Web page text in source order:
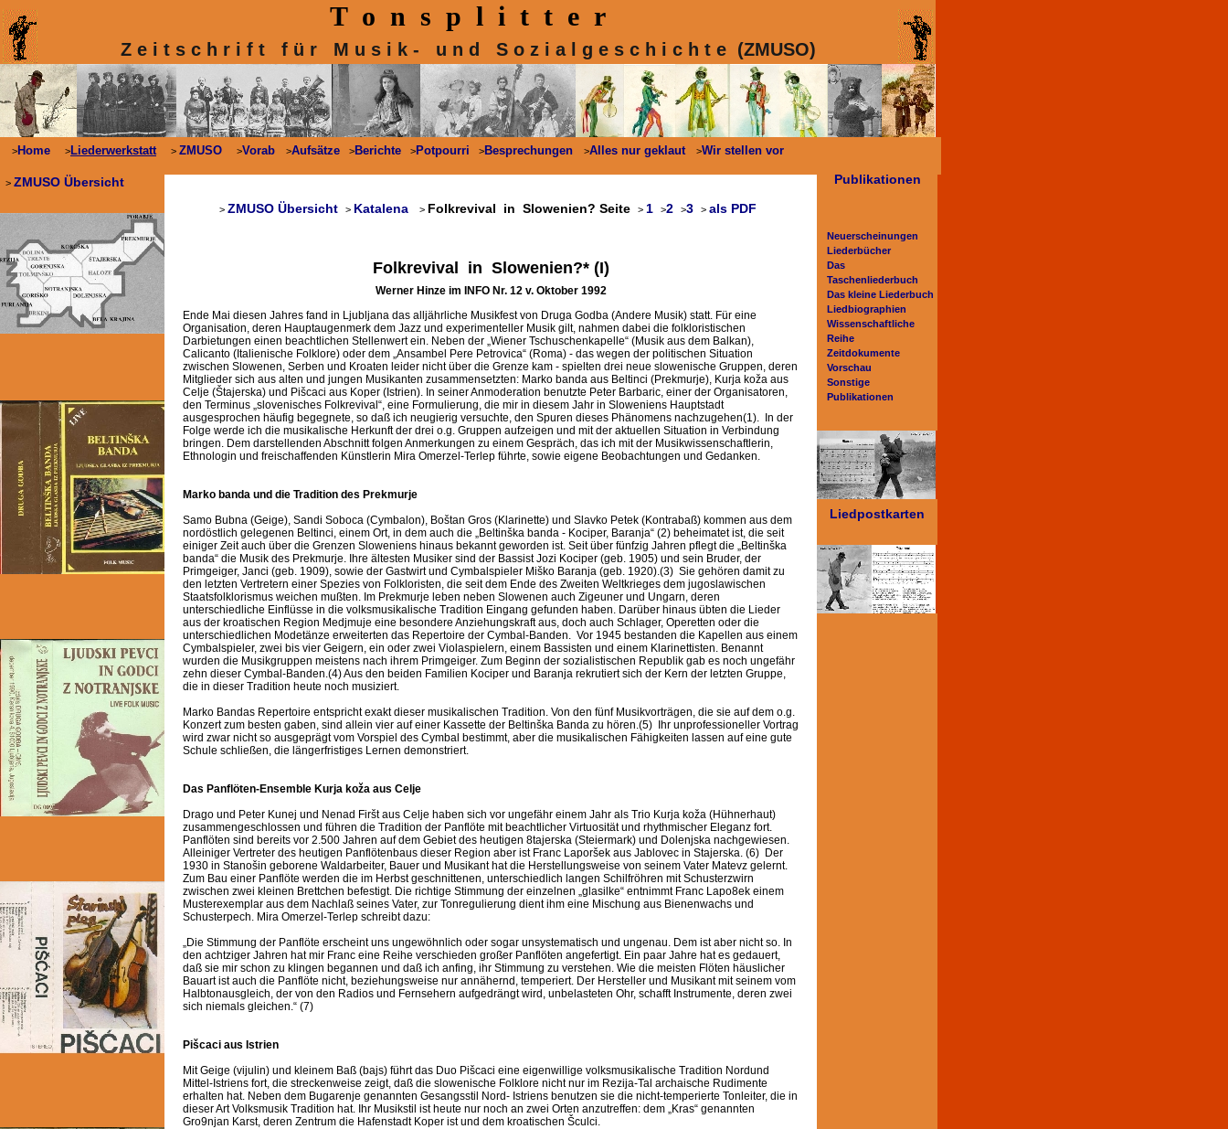
T o n s p l i t t e r
Z e i t s c h r i f t f ü r M u s i k - u n d S o z i a l g e s c h i c h t e (ZMUSO)
> ZMUSO Übersicht
> ZMUSO Übersicht > Katalena > Folkrevival in Slowenien? Seite > 1 >2 >3 > als PDF
Folkrevival in Slowenien?* (I)
Werner Hinze im INFO Nr. 12 v. Oktober 1992
Ende Mai diesen Jahres fand in Ljubljana das alljährliche Musikfest von Druga Godba (Andere Musik) statt. Für eine
Organisation, deren Hauptaugenmerk dem Jazz und experimenteller Musik gilt, nahmen dabei die folkloristischen
Darbietungen einen beachtlichen Stellenwert ein. Neben der „Wiener Tschuschenkapelle“ (Musik aus dem Balkan),
Calicanto (Italienische Folklore) oder dem „Ansambel Pere Petrovica“ (Roma) - das wegen der politischen Situation
zwischen Slowenen, Serben und Kroaten leider nicht über die Grenze kam - spielten drei neue slowenische Gruppen, deren
Mitglieder sich aus alten und jungen Musikanten zusammensetzten: Marko banda aus Beltinci (Prekmurje), Kurja koža aus
Celje (Štajerska) und Pišcaci aus Koper (Istrien). In seiner Anmoderation benutzte Peter Barbaric, einer der Organisatoren,
den Terminus „slovenisches Folkrevival“, eine Formulierung, die mir in diesem Jahr in Sloweniens Hauptstadt
ausgesprochen häufig begegnete, so daß ich neugierig versuchte, den Spuren dieses Phänomens nachzugehen(1). In der
Folge werde ich die musikalische Herkunft der drei o.g. Gruppen aufzeigen und mit der aktuellen Situation in Verbindung
bringen. Dem darstellenden Abschnitt folgen Anmerkungen zu einem Gespräch, das ich mit der Musikwissenschaftlerin,
Ethnologin und freischaffenden Künstlerin Mira Omerzel-Terlep führte, sowie eigene Beobachtungen und Gedanken.
Marko banda und die Tradition des Prekmurje
Samo Bubna (Geige), Sandi Soboca (Cymbalon), Boštan Gros (Klarinette) und Slavko Petek (Kontrabaß) kommen aus dem
nordöstlich gelegenen Beltinci, einem Ort, in dem auch die „Beltinška banda - Kociper, Baranja“ (2) beheimatet ist, die seit
einiger Zeit auch über die Grenzen Sloweniens hinaus bekannt geworden ist. Seit über fünfzig Jahren pflegt die „Beltinška
banda“ die Musik des Prekmurje. Ihre ältesten Musiker sind der Bassist Jozi Kociper (geb. 1905) und sein Bruder, der
Primgeiger, Janci (geb. 1909), sowie der Gastwirt und Cymbalspieler Miško Baranja (geb. 1920).(3) Sie gehören damit zu
den letzten Vertretern einer Spezies von Folkloristen, die seit dem Ende des Zweiten Weltkrieges dem jugoslawischen
Staatsfolklorismus weichen mußten. Im Prekmurje leben neben Slowenen auch Zigeuner und Ungarn, deren
unterschiedliche Einflüsse in die volksmusikalische Tradition Eingang gefunden haben. Darüber hinaus übten die Lieder
aus der kroatischen Region Medjmuje eine besondere Anziehungskraft aus, doch auch Schlager, Operetten oder die
unterschiedlichen Modetänze erweiterten das Repertoire der Cymbal-Banden. Vor 1945 bestanden die Kapellen aus einem
Cymbalspieler, zwei bis vier Geigern, ein oder zwei Violaspielern, einem Bassisten und einem Klarinettisten. Benannt
wurden die Musikgruppen meistens nach ihrem Primgeiger. Zum Beginn der sozialistischen Republik gab es noch ungefähr
zehn dieser Cymbal-Banden.(4) Aus den beiden Familien Kociper und Baranja rekrutiert sich der Kern der letzten Gruppe,
die in dieser Tradition heute noch musiziert.
Marko Bandas Repertoire entspricht exakt dieser musikalischen Tradition. Von den fünf Musikvorträgen, die sie auf dem o.g.
Konzert zum besten gaben, sind allein vier auf einer Kassette der Beltinška Banda zu hören.(5) Ihr unprofessioneller Vortrag
wird zwar nicht so ausgeprägt vom Vorspiel des Cymbal bestimmt, aber die musikalischen Fähigkeiten lassen auf eine gute
Schule schließen, die längerfristiges Lernen demonstriert.
Das Panflöten-Ensemble Kurja koža aus Celje
Drago und Peter Kunej und Nenad Firšt aus Celje haben sich vor ungefähr einem Jahr als Trio Kurja koža (Hühnerhaut)
zusammengeschlossen und führen die Tradition der Panflöte mit beachtlicher Virtuosität und rhythmischer Eleganz fort.
Panflöten sind bereits vor 2.500 Jahren auf dem Gebiet des heutigen 8tajerska (Steiermark) und Dolenjska nachgewiesen.
Alleiniger Vertreter des heutigen Panflötenbaus dieser Region aber ist Franc Laporšek aus Jablovec in Stajerska. (6) Der
1930 in Stanošin geborene Waldarbeiter, Bauer und Musikant hat die Herstellungsweise von seinem Vater Matevz gelernt.
Zum Bau einer Panflöte werden die im Herbst geschnittenen, unterschiedlich langen Schilfröhren mit Schusterzwirn
zwischen zwei kleinen Brettchen befestigt. Die richtige Stimmung der einzelnen „glasilke“ entnimmt Franc Lapo8ek einem
Musterexemplar aus dem Nachlaß seines Vater, zur Tonregulierung dient ihm eine Mischung aus Bienenwachs und
Schusterpech. Mira Omerzel-Terlep schreibt dazu:
„Die Stimmung der Panflöte erscheint uns ungewöhnlich oder sogar unsystematisch und ungenau. Dem ist aber nicht so. In
den achtziger Jahren hat mir Franc eine Reihe verschieden großer Panflöten angefertigt. Ein paar Jahre hat es gedauert,
daß sie mir schon zu klingen begannen und daß ich anfing, ihr Stimmung zu verstehen. Wie die meisten Flöten häuslicher
Bauart ist auch die Panflöte nicht, beziehungsweise nur annähernd, temperiert. Der Hersteller und Musikant mit seinem vom
Halbtonausgleich, der von den Radios und Fernsehern aufgedrängt wird, unbelasteten Ohr, schafft Instrumente, deren zwei
sich niemals gleichen.“ (7)
Pišcaci aus Istrien
Mit Geige (vijulin) und kleinem Baß (bajs) führt das Duo Pišcaci eine eigenwillige volksmusikalische Tradition Nordund
Mittel-Istriens fort, die streckenweise zeigt, daß die slowenische Folklore nicht nur im Rezija-Tal archaische Rudimente
erhalten hat. Neben dem Bugarenje genannten Gesangsstil Nord- Istriens benutzen sie die nicht-temperierte Tonleiter, die in
dieser Art Volksmusik Tradition hat. Ihr Musikstil ist heute nur noch an zwei Orten anzutreffen: dem „Kras“ genannten
Gro9njan Karst, deren Zentrum die Hafenstadt Koper ist und dem kroatischen Šculci.
Publikationen
Neuerscheinungen
Liederbücher
Das
Taschenliederbuch
Das kleine Liederbuch
Liedbiographien
Wissenschaftliche
Reihe
Zeitdokumente
Vorschau
Sonstige
Publikationen
Liedpostkarten
>Home >Liederwerkstatt > ZMUSO >Vorab >Aufsätze >Berichte >Potpourri >Besprechungen >Alles nur geklaut >Wir stellen vor